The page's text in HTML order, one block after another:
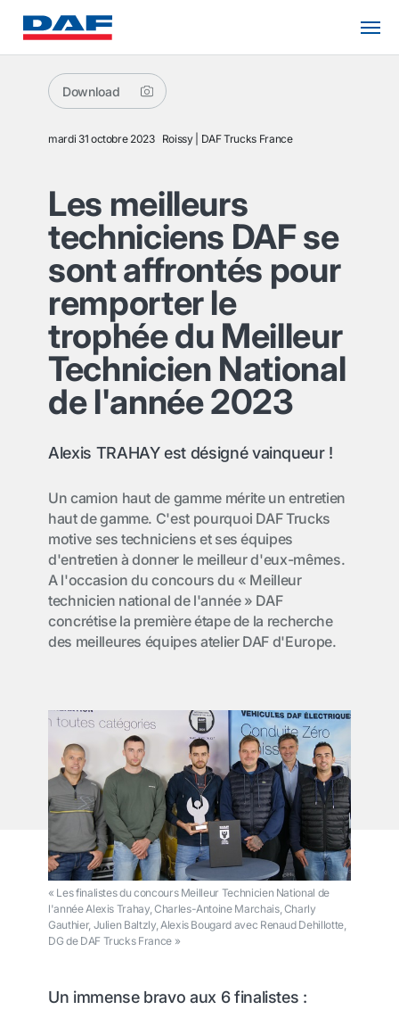
Download
mardi 31 octobre 2023 Roissy DAF Trucks France
Les meilleurs
techniciens DAF se
sont affrontés pour
remporter le
trophée du Meilleur
Technicien National
de l'année 2023
Alexis TRAHAY est désigné vainqueur !
Un camion haut de gamme mérite un entretien
haut de gamme. C'est pourquoi DAF Trucks
motive ses techniciens et ses équipes
d'entretien à donner le meilleur d'eux-mêmes.
A l'occasion du concours du « Meilleur
technicien national de l'année » DAF
concrétise la première étape de la recherche
des meilleures équipes atelier DAF d'Europe.
« Les finalistes du concours Meilleur Technicien National de
l'année Alexis Trahay, Charles-Antoine Marchais, Charly
Gauthier, Julien Baltzly, Alexis Bougard avec Renaud Dehillotte,
DG de DAF Trucks France »
Un immense bravo aux 6 finalistes :